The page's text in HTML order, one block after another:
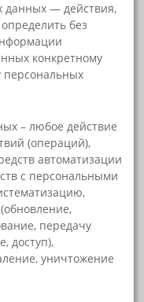
данных — действия,
без
конкретному
персональных
– любое действие
(операций),
автоматизации
с персональными
передачу
доступ),
уничтожение